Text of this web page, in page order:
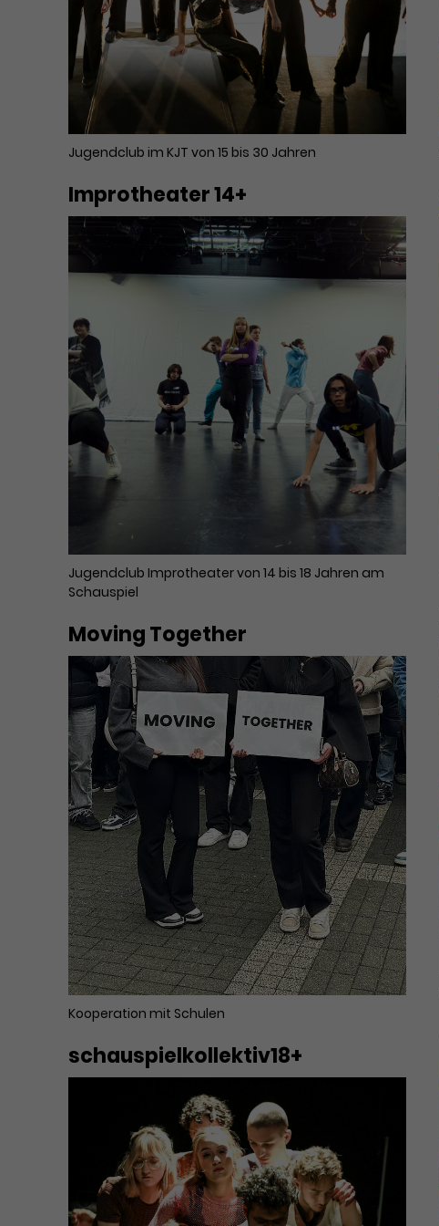
Jugendclub im KJT von 15 bis 30 Jahren
Improtheater 14+
Jugendclub Improtheater von 14 bis 18 Jahren am
Schauspiel
Moving Together
Kooperation mit Schulen
schauspielkollektiv18+